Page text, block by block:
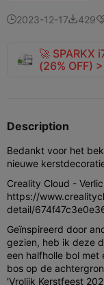
2023-12-17429
🚀 SPARKX
(26% OFF)
Description
Bedankt voor het
nieuwe
Creality Cloud -
https://
detail/
Geïnspireerd door
gezien, heb ik deze
een halfholle bol met
bos op de
'Vrolijk Kerstfeest